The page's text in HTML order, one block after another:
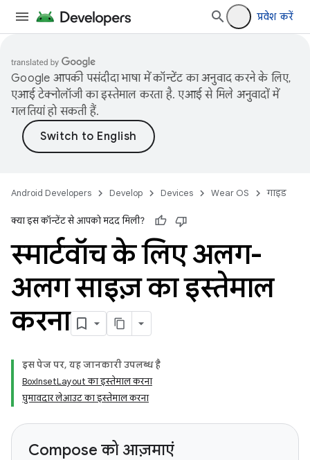
प्रवेश करें
Google आपकी पसंदीदा भाषा में कॉन्टेंट का अनुवाद करने के लिए,
एआई टेक्नोलॉजी का इस्तेमाल करता है. एआई से मिले अनुवादों में
गलतियां हो सकती हैं.
Android Developers Develop Devices Wear OS गाइड
क्या इस कॉन्टेंट से आपको मदद मिली?
स्मार्टवॉच के लिए अलग-
अलग साइज़ का इस्तेमाल
करना
इस पेज पर, यह जानकारी उपलब्ध है
BoxInsetLayout का इस्तेमाल करना
घुमावदार लेआउट का इस्तेमाल करना
Compose को आज़माएं